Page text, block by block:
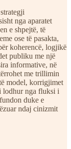
nga aparatet
e shpejtë, të
ose të pasakta,
koherencë, logjikë
publiku me një
informative, në
me trillimin
model, korrigjimet
lodhur nga fluksi i
duke e
ndaj cinizmit